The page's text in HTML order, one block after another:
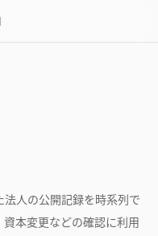
人の公開記録を時系列で
本変更などの確認に利用